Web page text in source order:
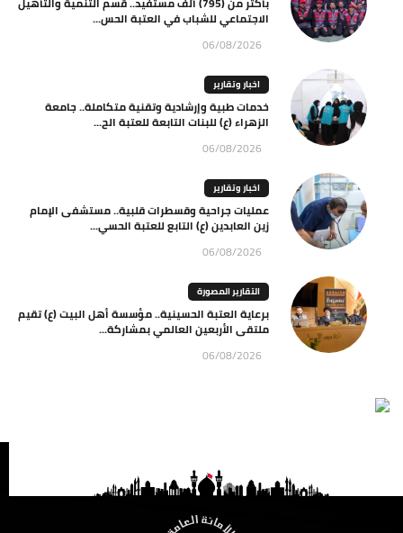
الاجتماعي للشباب في العتبة الحس...
06/08/2026
اخبار وتقارير
خدمات طبية وإرشادية وتقنية متكاملة.. جامعة
الزهراء (ع) للبنات التابعة للعتبة الح...
06/08/2026
اخبار وتقارير
عمليات جراحية وقسطرات قلبية.. مستشفى الإمام
زين العابدين (ع) التابع للعتبة الحسي...
06/08/2026
التقارير المصورة
برعاية العتبة الحسينية.. مؤسسة أهل البيت (ع) تقيم
ملتقى الأربعين العالمي بمشاركة...
06/08/2026